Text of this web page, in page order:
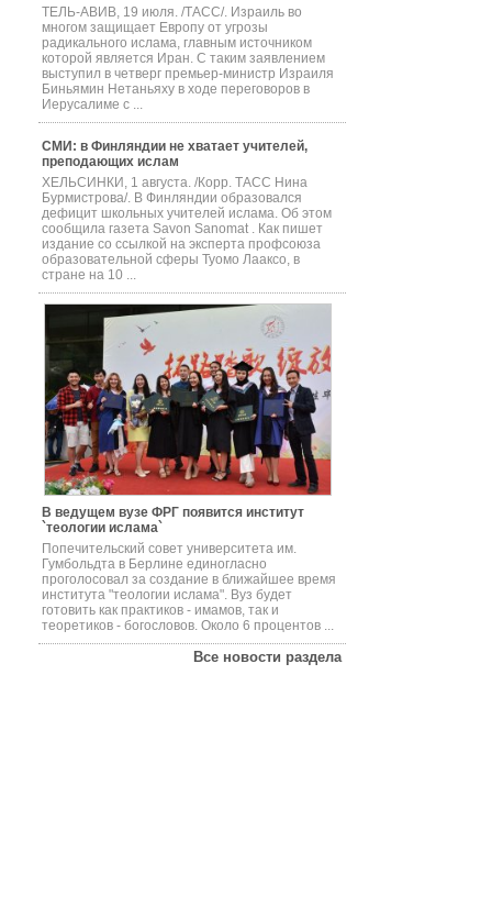
ТЕЛЬ-АВИВ, 19 июля. /ТАСС/. Израиль во
многом защищает Европу от угрозы
радикального ислама, главным источником
которой является Иран. С таким заявлением
выступил в четверг премьер-министр Израиля
Биньямин Нетаньяху в ходе переговоров в
Иерусалиме с ...
СМИ: в Финляндии не хватает учителей,
преподающих ислам
ХЕЛЬСИНКИ, 1 августа. /Корр. ТАСС Нина
Бурмистрова/. В Финляндии образовался
дефицит школьных учителей ислама. Об этом
сообщила газета Savon Sanomat . Как пишет
издание со ссылкой на эксперта профсоюза
образовательной сферы Туомо Лааксо, в
стране на 10 ...
В ведущем вузе ФРГ появится институт
`теологии ислама`
Попечительский совет университета им.
Гумбольдта в Берлине единогласно
проголосовал за создание в ближайшее время
института "теологии ислама". Вуз будет
готовить как практиков - имамов, так и
теоретиков - богословов. Около 6 процентов ...
Все новости раздела